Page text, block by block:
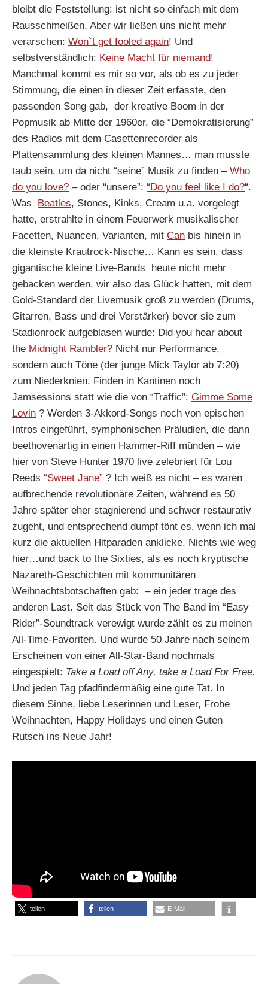
bleibt die Feststellung: ist nicht so einfach mit dem
Rausschmeißen. Aber wir ließen uns nicht mehr
verarschen: Won`t get fooled again! Und
selbstverständlich: Keine Macht für niemand!
Manchmal kommt es mir so vor, als ob es zu jeder
Stimmung, die einen in dieser Zeit erfasste, den
passenden Song gab, der kreative Boom in der
Popmusik ab Mitte der 1960er, die “Demokratisierung”
des Radios mit dem Casettenrecorder als
Plattensammlung des kleinen Mannes… man musste
taub sein, um da nicht “seine” Musik zu finden – Who
do you love? – oder “unsere”: “Do you feel like I do?“.
Was
Beatles, Stones, Kinks, Cream u.a. vorgelegt
hatte, erstrahlte in einem Feuerwerk musikalischer
Facetten, Nuancen, Varianten, mit Can bis hinein in
die kleinste Krautrock-Nische… Kann es sein, dass
gigantische kleine Live-Bands heute nicht mehr
gebacken werden, wir also das Glück hatten, mit dem
Gold-Standard der Livemusik groß zu werden (Drums,
Gitarren, Bass und drei Verstärker) bevor sie zum
Stadionrock aufgeblasen wurde: Did you hear about
the Midnight Rambler? Nicht nur Performance,
sondern auch Töne (der junge Mick Taylor ab 7:20)
zum Niederknien. Finden in Kantinen noch
Jamsessions statt wie die von “Traffic”: Gimme Some
Lovin ? Werden 3-Akkord-Songs noch von epischen
Intros eingeführt, symphonischen Präludien, die dann
beethovenartig in einen Hammer-Riff münden – wie
hier von Steve Hunter 1970 live zelebriert für Lou
Reeds “Sweet Jane” ? Ich weiß es nicht – es waren
aufbrechende revolutionäre Zeiten, während es 50
Jahre später eher stagnierend und schwer restaurativ
zugeht, und entsprechend dumpf tönt es, wenn ich mal
kurz die aktuellen Hitparaden anklicke. Nichts wie weg
hier…und back to the Sixties, als es noch kryptische
Nazareth-Geschichten mit kommunitären
Weihnachtsbotschaften gab: – ein jeder trage des
anderen Last. Seit das Stück von The Band im “Easy
Rider”-Soundtrack verewigt wurde zählt es zu meinen
All-Time-Favoriten. Und wurde 50 Jahre nach seinem
Erscheinen von einer All-Star-Band nochmals
eingespielt: Take a Load off Any, take a Load For Free.
Und jeden Tag pfadfindermäßig eine gute Tat. In
diesem Sinne, liebe Leserinnen und Leser, Frohe
Weihnachten, Happy Holidays und einen Guten
Rutsch ins Neue Jahr!
teilen teilen E-Mail